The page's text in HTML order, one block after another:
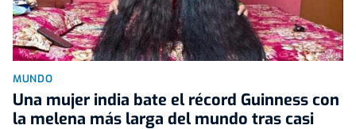
MUNDO
Una mujer india bate el récord Guinness con
la melena más larga del mundo tras casi